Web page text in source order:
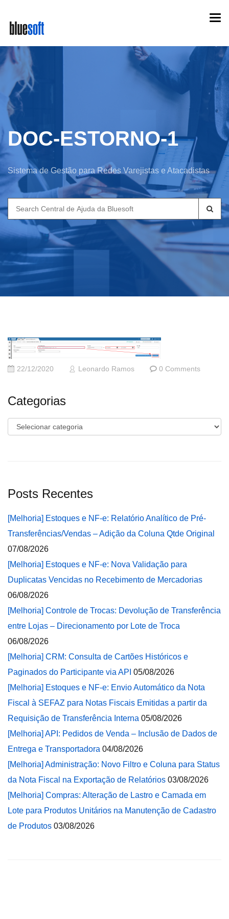
main
content
DOC-ESTORNO-1
Sistema de Gestão para Redes Varejistas e Atacadistas
Search
for:
22/12/2020 Leonardo Ramos 0 Comments
Categorias
Categorias
Posts Recentes
[Melhoria] Estoques e NF-e: Relatório Analítico de Pré-
Transferências/Vendas – Adição da Coluna Qtde Original
07/08/2026
[Melhoria] Estoques e NF-e: Nova Validação para
Duplicatas Vencidas no Recebimento de Mercadorias
06/08/2026
[Melhoria] Controle de Trocas: Devolução de Transferência
entre Lojas – Direcionamento por Lote de Troca
06/08/2026
[Melhoria] CRM: Consulta de Cartões Históricos e
Paginados do Participante via API 05/08/2026
[Melhoria] Estoques e NF-e: Envio Automático da Nota
Fiscal à SEFAZ para Notas Fiscais Emitidas a partir da
Requisição de Transferência Interna 05/08/2026
[Melhoria] API: Pedidos de Venda – Inclusão de Dados de
Entrega e Transportadora 04/08/2026
[Melhoria] Administração: Novo Filtro e Coluna para Status
da Nota Fiscal na Exportação de Relatórios 03/08/2026
[Melhoria] Compras: Alteração de Lastro e Camada em
Lote para Produtos Unitários na Manutenção de Cadastro
de Produtos 03/08/2026